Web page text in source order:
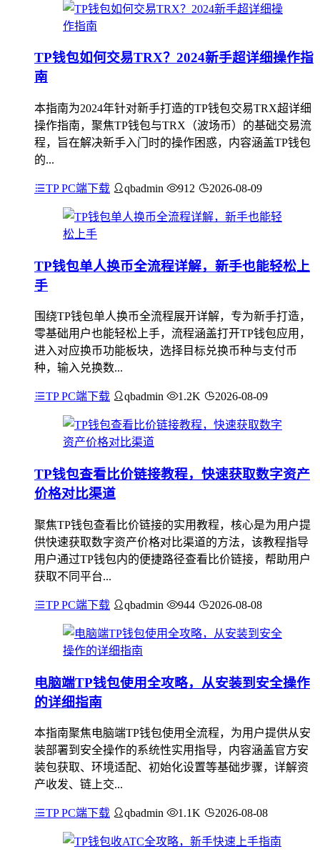
TP钱包如何交易TRX？2024新手超详细操作指
南
本指南为2024年针对新手打造的TP钱包交易TRX超详细
操作指南，聚焦TP钱包与TRX（波场币）的基础交易流
程，旨在解决新手入门时的操作困惑，内容涵盖TP钱包
的...
TP PC端下载 qbadmin 912 2026-08-09
TP钱包单人换币全流程详解，新手也能轻松上
手
围绕TP钱包单人换币全流程展开详解，专为新手打造，
零基础用户也能轻松上手，流程涵盖打开TP钱包应用，
进入对应换币功能板块，选择目标兑换币种与支付币
种，输入兑换数...
TP PC端下载 qbadmin 1.2K 2026-08-09
TP钱包查看比价链接教程，快速获取数字资产
价格对比渠道
聚焦TP钱包查看比价链接的实用教程，核心是为用户提
供快速获取数字资产价格对比渠道的方法，该教程指导
用户通过TP钱包内的便捷路径查看比价链接，帮助用户
获取不同平台...
TP PC端下载 qbadmin 944 2026-08-08
电脑端TP钱包使用全攻略，从安装到安全操作
的详细指南
本指南聚焦电脑端TP钱包使用全流程，为用户提供从安
装部署到安全操作的系统性实用指导，内容涵盖官方安
装包获取、环境适配、初始化设置等基础步骤，详解资
产收发、链上交...
TP PC端下载 qbadmin 1.1K 2026-08-08